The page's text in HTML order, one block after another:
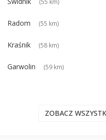
Radom (55 km)
Kraśnik (58 km)
Garwolin (59 km)
ZOBACZ